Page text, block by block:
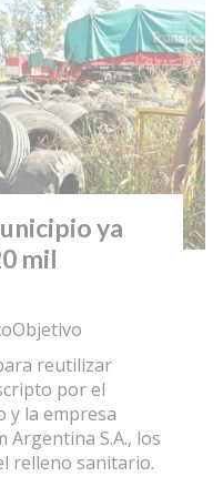
ya
mil
reutilizar
por el
y la empresa
Argentina S.A., los
relleno sanitario.